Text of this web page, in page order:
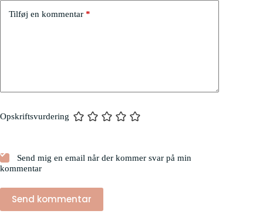
Tilføj en kommentar *
Opskriftsvurdering
Send mig en email når der kommer svar på min
kommentar
Send kommentar